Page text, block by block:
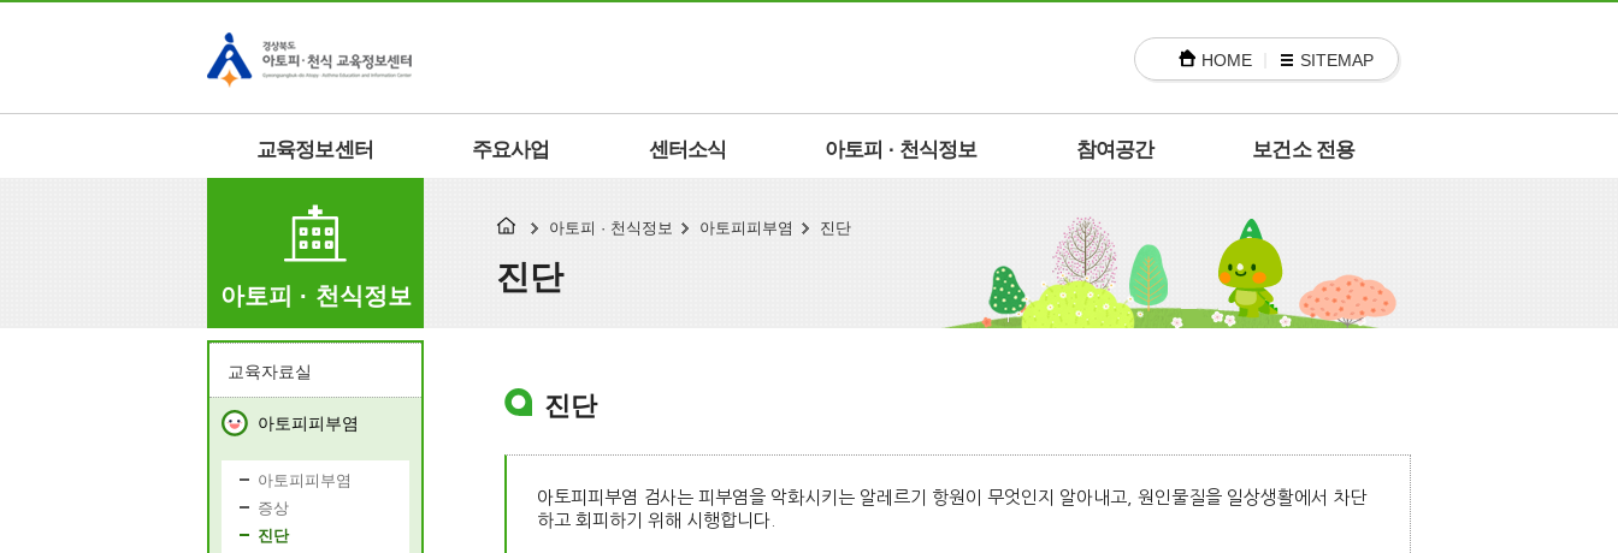
HOME SITEMAP
교육정보센터 주요사업 센터소식 아토피 · 천식정보 참여공간 보건소 전용
아토피 · 천식정보
아토피 · 천식정보 아토피피부염 진단
진단
교육자료실
아토피피부염
아토피피부염
증상
진단
진단
아토피피부염 검사는 피부염을 악화시키는 알레르기 항원이 무엇인지 알아내고, 원인물질을 일상생활에서 차단
하고 회피하기 위해 시행합니다.